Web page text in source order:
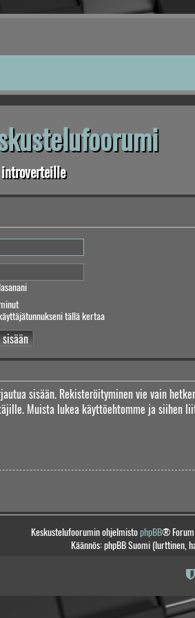
tällä kertaa
sisään. Rekisteröityminen vie vain
Muista lukea käyttöehtomme ja siihen
Keskustelufoorumin ohjelmistophpBB®
Käännös: phpBB Suomi (lurttinen,